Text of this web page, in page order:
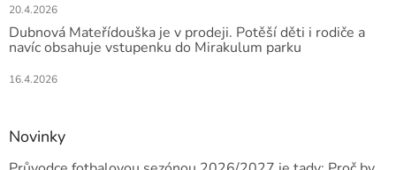
20.4.2026
Dubnová Mateřídouška je v prodeji. Potěší děti i rodiče a
navíc obsahuje vstupenku do Mirakulum parku
16.4.2026
Novinky